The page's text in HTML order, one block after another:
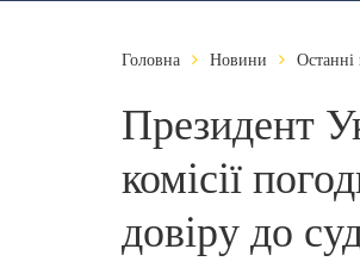
Головна Новини
Президент
комісії
довіру до